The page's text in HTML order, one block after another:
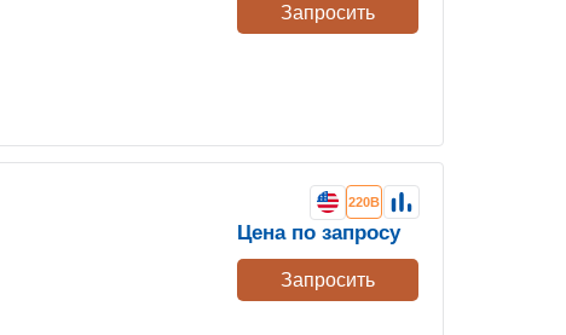
Запросить
220В
Цена по запросу
Запросить